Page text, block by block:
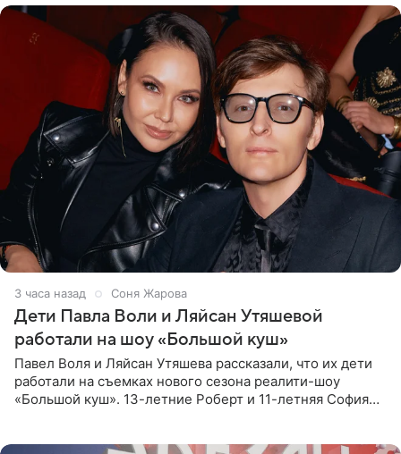
3 часа назад Соня Жарова
Дети Павла Воли и Ляйсан Утяшевой
работали на шоу «Большой куш»
Павел Воля и Ляйсан Утяшева рассказали, что их дети
работали на съемках нового сезона реалити-шоу
«Большой куш». 13-летние Роберт и 11-летняя София